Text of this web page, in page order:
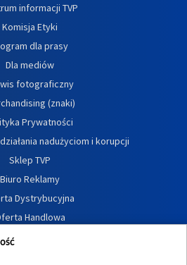
informacji TVP
Komisja Etyki
dla prasy
Dla mediów
fotograficzny
(znaki)
Prywatności
nadużyciom i korupcji
Sklep TVP
Biuro Reklamy
Dystrybucyjna
Handlowa
Dostępność